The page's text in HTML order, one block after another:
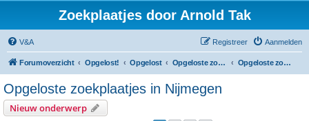
Zoekplaatjes door Arnold Tak
V&A Aanmelden
Registreer
Forumoverzicht Opgelost! Opgelost Opgeloste zoekplaatjes in Gelderland Opgeloste zoekplaatjes in Nijmegen
Opgeloste zoekplaatjes in Nijmegen
Nieuw onderwerp